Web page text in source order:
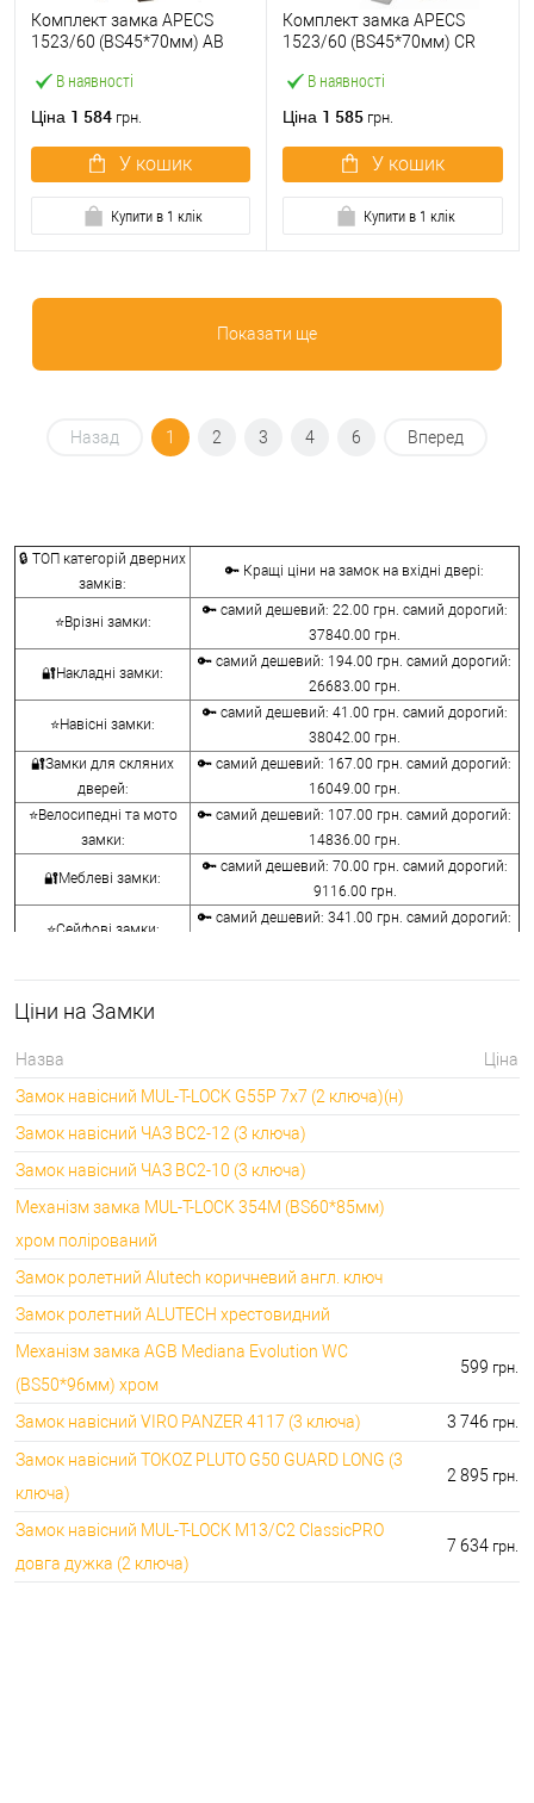
В наявності
Комплект замка APECS
1523/60 (BS45*70мм) AB
Ціна 1 584 грн.
У кошик
Купити в 1 клік
В наявності
Комплект замка APECS
1523/60 (BS45*70мм) CR
Ціна 1 585 грн.
У кошик
Купити в 1 клік
Показати ще
Назад 1 2 3 4 6 Вперед
🔒 ТОП категорій дверних
замків:
🔑 Кращі ціни на замок на вхідні двері:
⭐Врізні замки:
🔑 самий дешевий: 22.00 грн. самий дорогий:
37840.00 грн.
🔐Накладні замки:
🔑 самий дешевий: 194.00 грн. самий дорогий:
26683.00 грн.
⭐Навісні замки:
🔑 самий дешевий: 41.00 грн. самий дорогий:
38042.00 грн.
🔐Замки для скляних
дверей:
🔑 самий дешевий: 167.00 грн. самий дорогий:
16049.00 грн.
⭐Велосипедні та мото
замки:
🔑 самий дешевий: 107.00 грн. самий дорогий:
14836.00 грн.
🔐Меблеві замки:
🔑 самий дешевий: 70.00 грн. самий дорогий:
9116.00 грн.
⭐Сейфові замки:
🔑 самий дешевий: 341.00 грн. самий дорогий:
🔐Кодові замки:
⭐Протипожежна
🔐Замки для ролетів:
🔑 самий дешевий: 600.00 грн. самий дорогий:
660.00 грн.
Ціни на Замки
Назва
Ціна
Замок навісний MUL-T-LOCK G55P 7x7 (2 ключа)(н)
Замок навісний ЧАЗ ВС2-12 (3 ключа)
Замок навісний ЧАЗ ВС2-10 (3 ключа)
Механізм замка MUL-T-LOCK 354M (BS60*85мм)
хром полірований
Замок ролетний Alutech коричневий англ. ключ
Замок ролетний ALUTECH хрестовидний
Механізм замка AGB Mediana Evolution WC
(BS50*96мм) хром
599 грн.
Замок навісний VIRO PANZER 4117 (3 ключа) 3 746 грн.
Замок навісний TOKOZ PLUTO G50 GUARD LONG (3
ключа)
2 895 грн.
Замок навісний MUL-T-LOCK M13/C2 ClassicPRO
довга дужка (2 ключа)
7 634 грн.